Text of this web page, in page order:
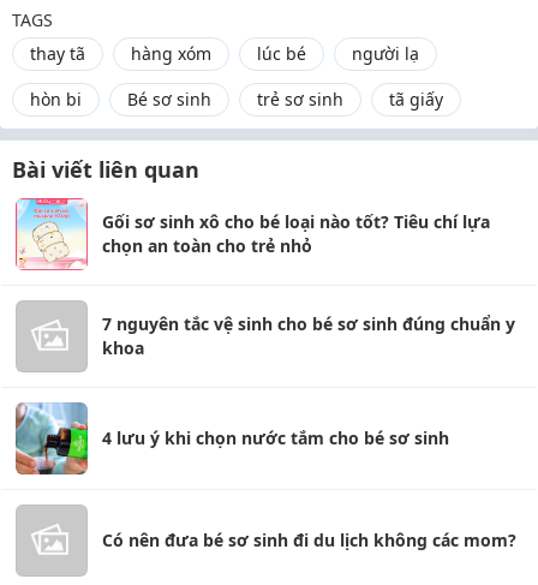
TAGS
thay tã
hàng xóm lúc bé
người lạ
hòn bi
Bé sơ sinh trẻ sơ sinh tã giấy
Bài viết liên quan
Gối sơ sinh xô cho bé loại nào tốt? Tiêu chí lựa
chọn an toàn cho trẻ nhỏ
7 nguyên tắc vệ sinh cho bé sơ sinh đúng chuẩn y
khoa
4 lưu ý khi chọn nước tắm cho bé sơ sinh
Có nên đưa bé sơ sinh đi du lịch không các mom?